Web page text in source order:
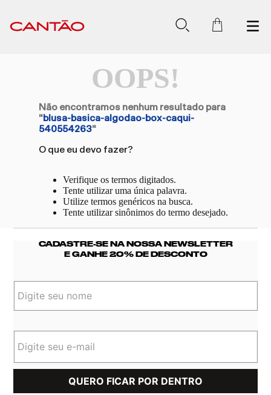
OOPS!
Não encontramos nenhum resultado para
"blusa-basica-algodao-box-caqui-
540554263"
O que eu devo fazer?
Verifique os termos digitados.
Tente utilizar uma única palavra.
Utilize termos genéricos na busca.
Tente utilizar sinônimos do termo desejado.
CADASTRE-SE NA NOSSA NEWSLETTER
E GANHE 20% DE DESCONTO